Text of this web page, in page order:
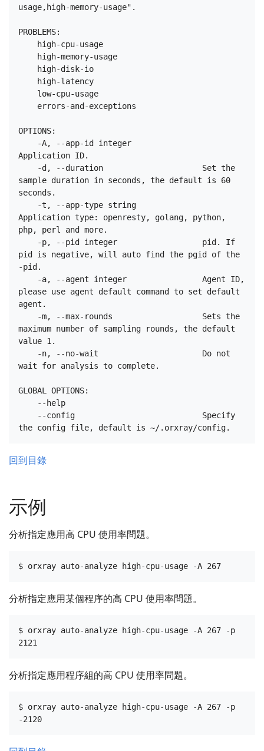
usage,high-memory-usage".
PROBLEMS:
OPTIONS:
Application ID.
sample duration in seconds, the default is 60
seconds.
Application type: openresty, golang, python,
php, perl and more.
pid is negative, will auto find the pgid of the
-pid.
please use agent default command to set default
agent.
maximum number of sampling rounds, the default
value 1.
wait for analysis to complete.
GLOBAL OPTIONS:
回到目錄
示例
分析指定應用高 CPU 使用率問題。
分析指定應用某個程序的高 CPU 使用率問題。
$ orxray auto-analyze high-cpu-usage -A 267 -p
分析指定應用程序組的高 CPU 使用率問題。
$ orxray auto-analyze high-cpu-usage -A 267 -p